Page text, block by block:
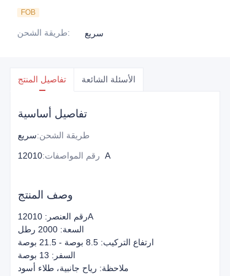
FOB
طريقة الشحن: سريع
تفاصيل المنتج الأسئلة الشائعة
تفاصيل أساسية
طريقة الشحن:سريع
رقم المواصفات: 12010A
وصف المنتج
رقم العنصر: 12010A
السعة: 2000 رطل
ارتفاع التركيب: 8.5 بوصة - 21.5 بوصة
السفر: 13 بوصة
ملاحظة: رياح جانبية، طلاء أسود